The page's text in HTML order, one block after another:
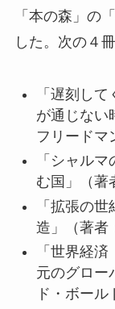
「本の森」の「
した。次の４
「遅刻し
が通じない
フリードマ
「シャル
む国」（著
「拡張の
造」（著者
「世界経
元のグロー
ド・ボール